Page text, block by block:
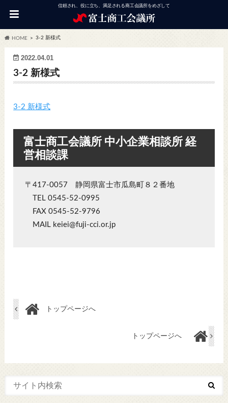
信頼され、役に立ち、満足される商工会議所をめざして
HOME 3-2 新様式
2022.04.01
3-2 新様式
3-2 新様式
富士商工会議所 中小企業相談所 経
営相談課
〒417-0057 静岡県富士市瓜島町８２番地
TEL 0545-52-0995
FAX 0545-52-9796
MAIL keiei@fuji-cci.or.jp
トップページへ
トップページへ